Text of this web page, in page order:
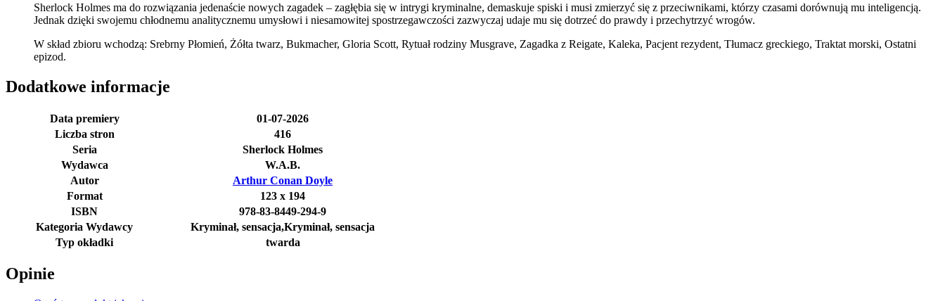
Sherlock Holmes ma do rozwiązania jedenaście nowych zagadek – zagłębia się w intrygi kryminalne, demaskuje spiski i musi zmierzyć się z przeciwnikami, którzy czasami dorównują mu inteligencją.
Jednak dzięki swojemu chłodnemu analitycznemu umysłowi i niesamowitej spostrzegawczości zazwyczaj udaje mu się dotrzeć do prawdy i przechytrzyć wrogów.
W skład zbioru wchodzą: Srebrny Płomień, Żółta twarz, Bukmacher, Gloria Scott, Rytuał rodziny Musgrave, Zagadka z Reigate, Kaleka, Pacjent rezydent, Tłumacz greckiego, Traktat morski, Ostatni
epizod.
Dodatkowe informacje
Data premiery
01-07-2026
Liczba stron
416
Seria
Sherlock Holmes
Wydawca
W.A.B.
Autor
Arthur Conan Doyle
Format
123 x 194
ISBN
978-83-8449-294-9
Kategoria Wydawcy
Kryminał, sensacja,Kryminał, sensacja
Typ okładki
twarda
Opinie